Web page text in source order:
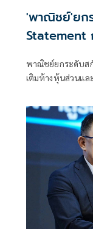
'พาณิชย์'ยก
Statement
พาณิชย์ยกระดับส
เติมห้างหุ้นส่วนแ